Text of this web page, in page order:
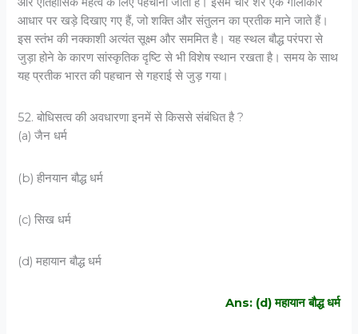
आधार पर खड़े दिखाए गए हैं, जो शक्ति और संतुलन का प्रतीक माने जाते हैं।
इस स्तंभ की नक्काशी अत्यंत सूक्ष्म और सममित है। यह स्थल बौद्ध परंपरा से
जुड़ा होने के कारण सांस्कृतिक दृष्टि से भी विशेष स्थान रखता है। समय के साथ
यह प्रतीक भारत की पहचान से गहराई से जुड़ गया।
52. बोधिसत्व की अवधारणा इनमें से किससे संबंधित है ?
(a) जैन धर्म
(b) हीनयान बौद्ध धर्म
(c) सिख धर्म
(d) महायान बौद्ध धर्म
Ans: (d) महायान बौद्ध धर्म